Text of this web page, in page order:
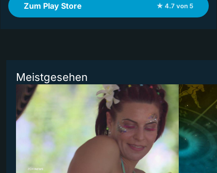
Zum Play Store ★ 4.7 von 5
Meistgesehen